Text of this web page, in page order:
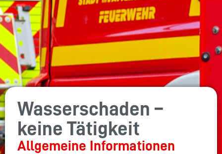
Wasserschaden –
keine Tätigkeit
Allgemeine Informationen